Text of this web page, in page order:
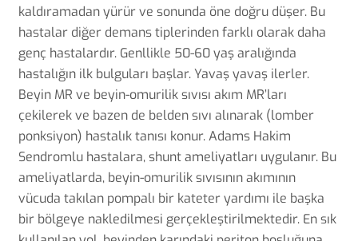
kaldıramadan yürür ve sonunda öne doğru düşer. Bu
hastalar diğer demans tiplerinden farklı olarak daha
genç hastalardır. Genllikle 50-60 yaş aralığında
hastalığın ilk bulguları başlar. Yavaş yavaş ilerler.
Beyin MR ve beyin-omurilik sıvısı akım MR’ları
çekilerek ve bazen de belden sıvı alınarak (lomber
ponksiyon) hastalık tanısı konur. Adams Hakim
Sendromlu hastalara, shunt ameliyatları uygulanır. Bu
ameliyatlarda, beyin-omurilik sıvısının akımının
vücuda takılan pompalı bir kateter yardımı ile başka
bir bölgeye nakledilmesi gerçekleştirilmektedir. En sık